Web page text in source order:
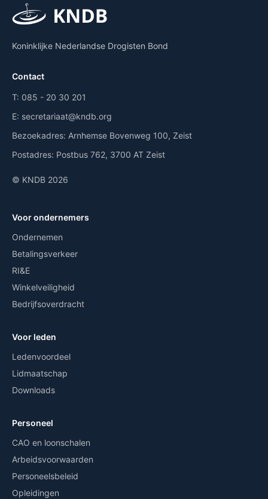
Koninklijke Nederlandse Drogisten Bond
Contact
T: 085 - 20 30 201
E: secretariaat@kndb.org
Bezoekadres: Arnhemse Bovenweg 100, Zeist
Postadres: Postbus 762, 3700 AT Zeist
© KNDB 2026
Voor ondernemers
Ondernemen
Betalingsverkeer
RI&E
Winkelveiligheid
Bedrijfsoverdracht
Voor leden
Ledenvoordeel
Lidmaatschap
Downloads
Personeel
CAO en loonschalen
Arbeidsvoorwaarden
Personeelsbeleid
Opleidingen